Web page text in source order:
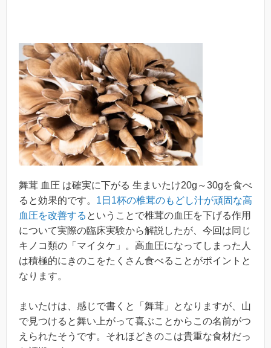
舞茸 血圧 は確実に下がる 生まいたけ20g～30gを食べ
ると効果的です。 1日1杯の椎茸のもどし汁が頑固な高
血圧を改善する ということで椎茸の血圧を下げる作用
について実際の臨床実験から解説したが、今回は同じ
キノコ類の「マイタケ」。高血圧になってしまった人
は積極的にきのこをたくさん食べることがポイントと
なります。
まいたけは、感じで書くと「舞茸」となりますが、山
で見つけると舞い上がって喜ぶことからこの名前がつ
えられたそうです。それほどきのこは貴重な食材だっ